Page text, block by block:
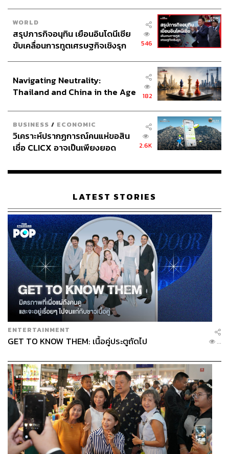
WORLD
สรุปภารกิจอนุทิน เยือนอินโดนีเซีย
ขับเคลื่อนการทูตเศรษฐกิจเชิงรุก
546
Navigating Neutrality:
Thailand and China in the Age
182
BUSINESS / ECONOMIC
วิเคราะห์ปรากฏการณ์คนแห่ขอสิน
เชื่อ CLICX อาจเป็นเพียงยอด
เรือนไทยที่ถูกซุกไว้
2.6K
LATEST STORIES
ENTERTAINMENT
GET TO KNOW THEM: เนื้อคู่ประตูถัดไป ...